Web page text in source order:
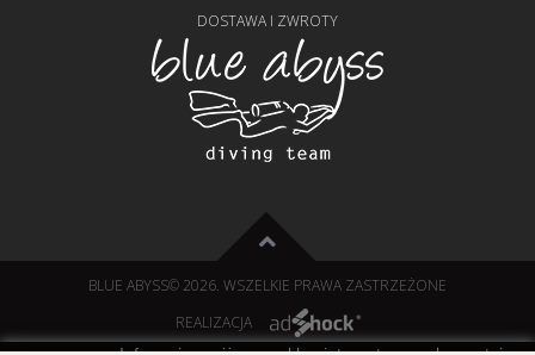
DOSTAWA I ZWROTY
BLUE ABYSS© 2026. WSZELKIE PRAWA ZASTRZEŻONE
REALIZACJA